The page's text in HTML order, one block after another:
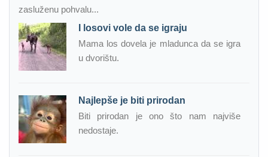
zasluženu pohvalu...
I losovi vole da se igraju
Mama los dovela je mladunca da se igra
u dvorištu.
Najlepše je biti prirodan
Biti prirodan je ono što nam najviše
nedostaje.